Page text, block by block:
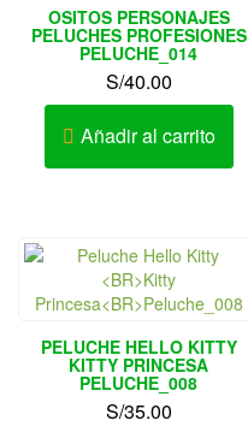
OSITOS PERSONAJES
PELUCHES PROFESIONES
PELUCHE_014
S/40.00
Añadir al carrito
PELUCHE HELLO KITTY
KITTY PRINCESA
PELUCHE_008
S/35.00